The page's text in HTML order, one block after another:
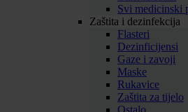
Svi medicinski
Zaštita i dezinfekcija
Flasteri
Dezinficijensi
Gaze i zavoji
Maske
Rukavice
Zaštita za tijelo
Ostalo